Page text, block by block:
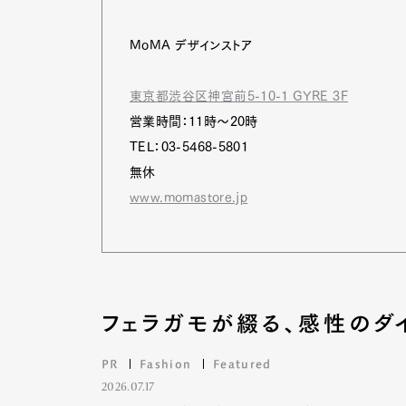
MoMA デザインストア
東京都渋谷区神宮前5-10-1 GYRE 3F
営業時間：11時～20時
TEL：03-5468-5801
無休
www.momastore.jp
フェラガモが綴る、感性のダ
PR Fashion Featured
2026.07.17